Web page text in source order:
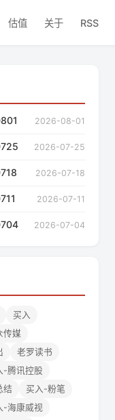
估值 关于 RSS
2026-08-01
2026-07-25
2026-07-18
2026-07-11
2026-07-04
买入
传媒
老罗读书
-腾讯控股
结
买入-粉笔
-海康威视